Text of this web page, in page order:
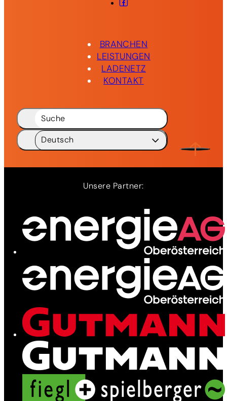
Ladenetz
Leistungen
News
BRANCHEN
LEISTUNGEN
LADENETZ
KONTAKT
Suche
Deutsch
Unsere Partner: